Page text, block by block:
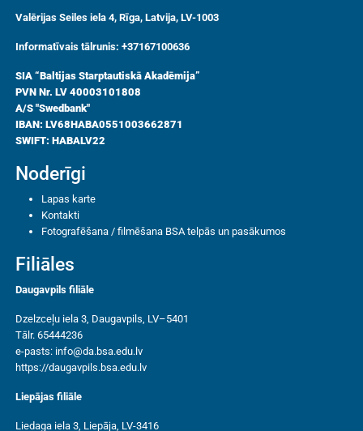
Valērijas Seiles iela 4, Rīga, Latvija, LV-1003
Informatīvais tālrunis: +37167100636
SIA “Baltijas Starptautiskā Akadēmija”
PVN Nr. LV 40003101808
A/S "Swedbank"
IBAN: LV68HABA0551003662871
SWIFT: HABALV22
Noderīgi
Lapas karte
Kontakti
Fotografēšana / filmēšana BSA telpās un pasākumos
Filiāles
Daugavpils filiāle
Dzelzceļu iela 3, Daugavpils, LV–5401
Tālr. 65444236
e-pasts: info@da.bsa.edu.lv
https://daugavpils.bsa.edu.lv
Liepājas filiāle
Liedaga iela 3, Liepāja, LV-3416